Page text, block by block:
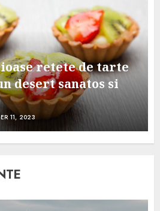
retete de tarte
desert sanatos si
11, 2023